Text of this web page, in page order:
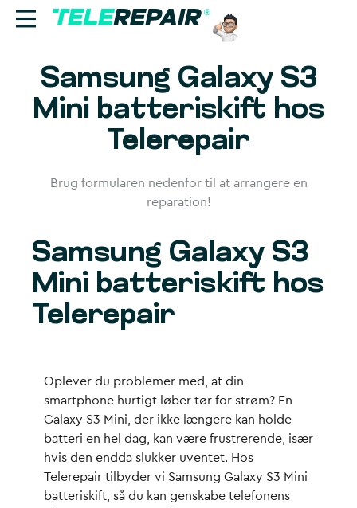
Reparation
Sælg
Ring til os:
+45 70 60 55 90
Samsung Galaxy S3
Mini batteriskift hos
Telerepair
Brug formularen nedenfor til at arrangere en
reparation!
Samsung Galaxy S3
Mini batteriskift hos
Telerepair
Oplever du problemer med, at din
smartphone hurtigt løber tør for strøm? En
Galaxy S3 Mini, der ikke længere kan holde
batteri en hel dag, kan være frustrerende, især
hvis den endda slukker uventet. Hos
Telerepair tilbyder vi Samsung Galaxy S3 Mini
batteriskift, så du kan genskabe telefonens